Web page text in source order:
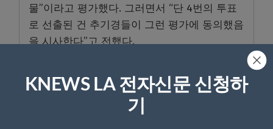
물”이라고 평가했다. 그러면서 “단 4번의 투표
로 선출된 건 추기경들이 그런 평가에 동의했음
을 시사한다”고 전했다.
으로, 수세대 동안 불가능하다고 여겨졌던 금기
를 깬 인물로 평가받는다.
KNEWS LA 전자신문 신청하
기